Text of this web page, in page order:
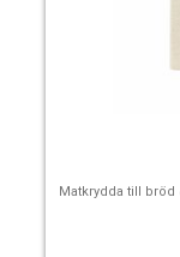
Matkrydda till